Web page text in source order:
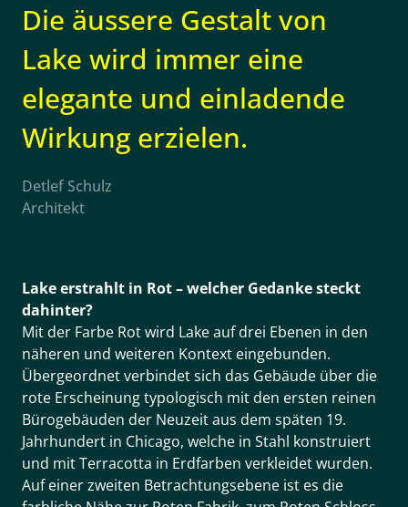
Die äussere Gestalt von
Lake wird immer eine
elegante und einladende
Wirkung erzielen.
Detlef Schulz
Architekt
Lake erstrahlt in Rot – welcher Gedanke steckt
dahinter?
Mit der Farbe Rot wird Lake auf drei Ebenen in den
näheren und weiteren Kontext eingebunden.
Übergeordnet verbindet sich das Gebäude über die
rote Erscheinung typologisch mit den ersten reinen
Bürogebäuden der Neuzeit aus dem späten 19.
Jahrhundert in Chicago, welche in Stahl konstruiert
und mit Terracotta in Erdfarben verkleidet wurden.
Auf einer zweiten Betrachtungsebene ist es die